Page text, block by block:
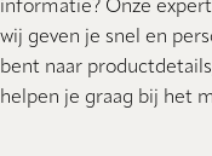
informatie? Onze
wij geven je snel en
bent naar
helpen je graag bij het